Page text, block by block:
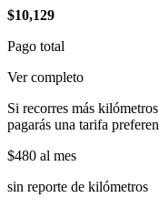
$10,129
Pago total
Ver completo
Si recorres más
pagarás una tarifa
$480 al mes
sin reporte de kilómetros